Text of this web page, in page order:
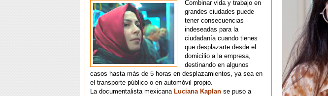
Combinar vida y trabajo en
grandes ciudades puede
tener consecuencias
indeseadas para la
ciudadanía cuando tienes
que desplazarte desde el
domicilio a la empresa,
destinando en algunos
casos hasta más de 5 horas en desplazamientos, ya sea en
el transporte público o en automóvil propio.
La documentalista mexicana Luciana Kaplan se puso a